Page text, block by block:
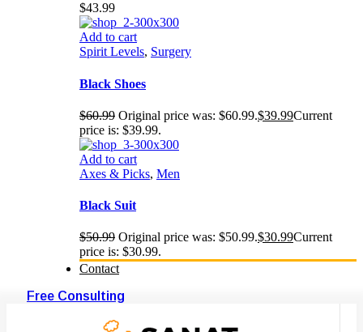
$43.99
Add to cart
Spirit Levels, Surgery
Black Shoes
$60.99 Original price was: $60.99.$39.99Current
price is: $39.99.
Add to cart
Axes & Picks, Men
Black Suit
$50.99 Original price was: $50.99.$30.99Current
price is: $30.99.
Contact
Free Consulting